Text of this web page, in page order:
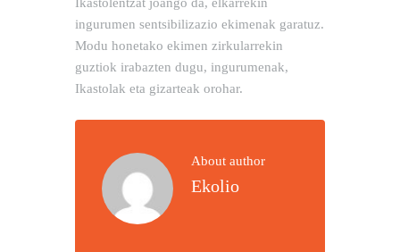
Ikastolentzat joango da, elkarrekin
ingurumen sentsibilizazio ekimenak garatuz.
Modu honetako ekimen zirkularrekin
guztiok irabazten dugu, ingurumenak,
Ikastolak eta gizarteak orohar.
About author
Ekolio